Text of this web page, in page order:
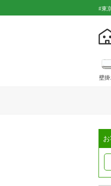
#東
壁掛